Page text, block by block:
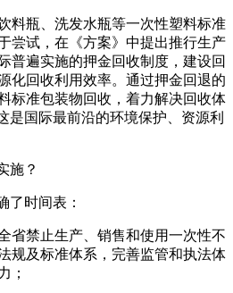
料瓶、洗发水瓶等一次性塑料标准
尝试，在《方案》中提出推行生产
普遍实施的押金回收制度，建设回
化回收利用效率。通过押金回退的
标准包装物回收，着力解决回收体
是国际最前沿的环境保护、资源利
施？
了时间表：
省禁止生产、销售和使用一次性不
规及标准体系，完善监管和执法体
；